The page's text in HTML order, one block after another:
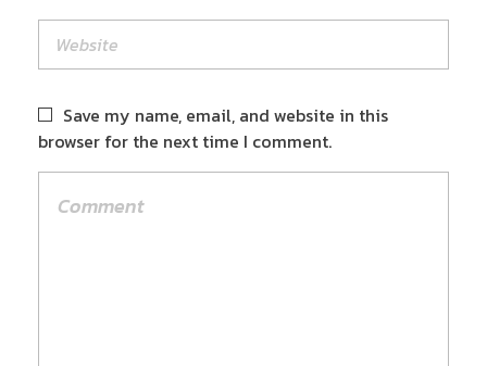
Save my name, email, and website in this
browser for the next time I comment.